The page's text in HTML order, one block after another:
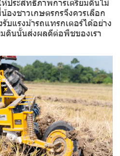
ประสิทธิภาพการเตรียมดินไม่
งชาวเกษตรกรจึงควรเลือก
บแรงม้ารถแทรกเตอร์ได้อย่าง
มดินนั้นส่งผลดีต่อพืชของเรา